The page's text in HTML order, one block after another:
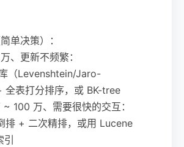
单决策）：
、更新不频繁：
（Levenshtein/Jaro-
全表打分排序，或 BK-tree
100 万、需要很快的交互：
排 + 二次精排，或用 Lucene
引